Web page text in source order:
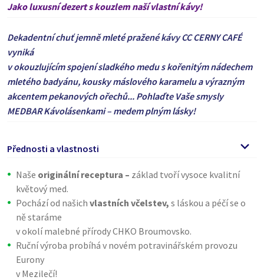
Jako luxusní dezert s kouzlem naší vlastní kávy!
Dekadentní chuť jemně mleté pražené kávy CC CERNY CAFÉ
vyniká
v okouzlujícím spojení sladkého medu s kořenitým nádechem
mletého badyánu, kousky máslového karamelu a výrazným
akcentem pekanových ořechů... Pohlaďte Vaše smysly
MEDBAR Kávolásenkami – medem plným lásky!
Přednosti a vlastnosti
Naše originální receptura – základ tvoří vysoce kvalitní
květový med.
Pochází od našich vlastních včelstev, s láskou a péčí se o
ně staráme
v okolí malebné přírody CHKO Broumovsko.
Ruční výroba probíhá v novém potravinářském provozu
Eurony
v Mezilečí!